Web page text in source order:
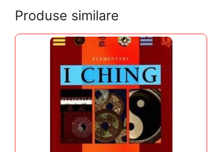
Produse similare